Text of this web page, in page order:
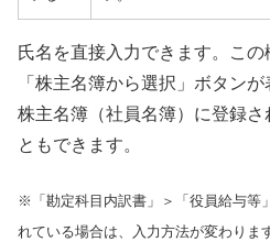
氏名を直接入力できます。この
「株主名簿から選択」ボタン
株主名簿（社員名簿）に登録さ
ともできます。
※「勘定科目内訳書」＞「役員給与等
れている場合は、入力方法が変わりま